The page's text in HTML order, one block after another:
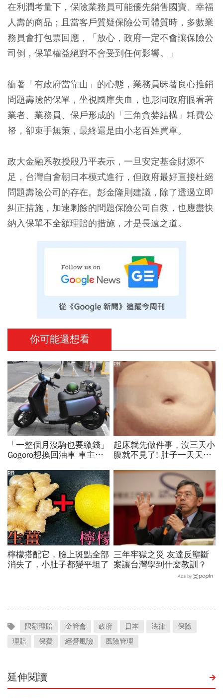
在利潤考量下，保險業務員可能優先銷售國寶、幸福
人壽的商品；且當客戶質疑保險公司體質時，多數業
務員會打包票回應，「放心，政府一定不會讓保險公
司倒，保單權益絕對不會受到任何影響。」
衝著「有政府當靠山」的心態，業務員昧著良心推銷
問題壽險的保單，坐視國庫失血，也形同政府眼看著
業者、業務員、保戶形成的「三角貪婪結構」耗費公
帑，卻束手無策，最終還是由小老百姓買單。
政大金融系教授殷乃平表示，一旦安定基金財源不
足，台灣自會朝日本模式進行，但政府最好直接杜絕
問題壽險公司的存在。彭金隆則建議，除了透過立即
糾正措施，加速剩餘的問題保險公司自救，也應盡快
納入保單不全額理賠的措施，才是長遠之道。
你可能還想看
「一整個月沒騎也要繳錢」
Gogoro想換回油車 車主
最新版電池
起床就先做件事，沒三天小
腹就不見了! 肚子一天天變
PR
檸檬搭配它，臉上斑點全部
消失了，小肚子都變平坦了
PR
三年牢獄之災 友達反壟斷
案讓台灣學到什麼教訓？
Ads by
限額理賠 金管會 政府 日本 法律
保險
理賠
保費 經營風險 風險管理
延伸閱讀